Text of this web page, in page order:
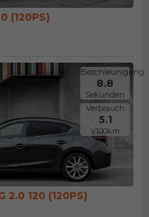
(120PS)
Beschleunigung
8.8
Sekunden
Verbrauch
5.1
l/100km
2.0 120 (120PS)